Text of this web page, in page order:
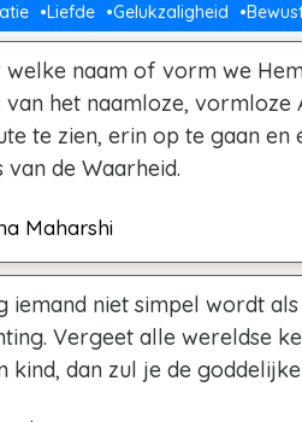
Liefde Gelukzaligheid
welke naam of vorm we
van het naamloze,
te zien, erin op te gaan
van de Waarheid.
Maharshi
iemand niet simpel wordt
Vergeet alle wereldse
kind, dan zul je de